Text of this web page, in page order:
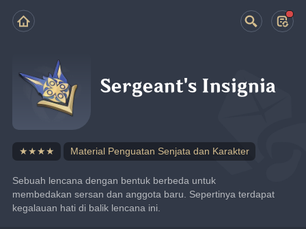
Sergeant's Insignia
★★★★ Material Penguatan Senjata dan Karakter
Sebuah lencana dengan bentuk berbeda untuk
membedakan sersan dan anggota baru. Sepertinya terdapat
kegalauan hati di balik lencana ini.